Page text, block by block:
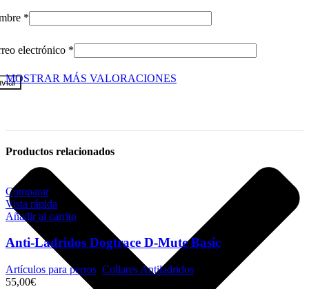
*
electrónico *
MOSTRAR MÁS VALORACIONES
Productos relacionados
Comparar
Vista rápida
Añadir al carrito
Anti-Ladridos Dogtrace D-Mute Basic
Artículos para perros Collares Antiladridos
55,00€